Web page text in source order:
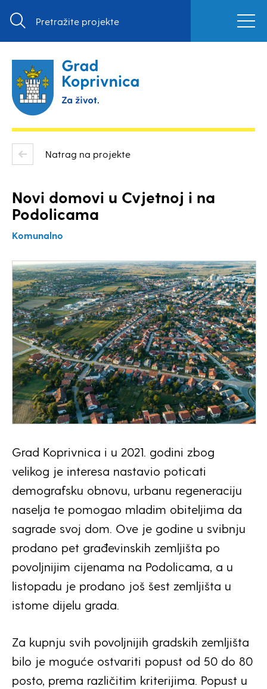
Natrag na projekte
Novi domovi u Cvjetnoj i na
Podolicama
Komunalno
Grad Koprivnica i u 2021. godini zbog
velikog je interesa nastavio poticati
demografsku obnovu, urbanu regeneraciju
naselja te pomogao mladim obiteljima da
sagrade svoj dom. Ove je godine u svibnju
prodano pet građevinskih zemljišta po
povoljnijim cijenama na Podolicama, a u
listopadu je prodano još šest zemljišta u
istome dijelu grada.
Za kupnju svih povoljnijih gradskih zemljišta
bilo je moguće ostvariti popust od 50 do 80
posto, prema različitim kriterijima. Popust u